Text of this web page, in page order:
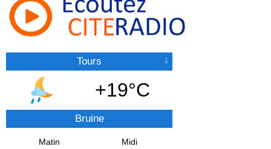
Tours
+19°C
Bruine
Matin Midi